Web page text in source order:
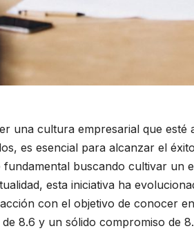
una cultura empresarial que esté
es esencial para alcanzar el
fundamental buscando cultivar un
esta iniciativa ha
con el objetivo de conocer
de 8.6 y un sólido compromiso de